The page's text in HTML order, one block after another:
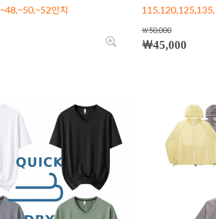
인치
￦50,000
￦45,000